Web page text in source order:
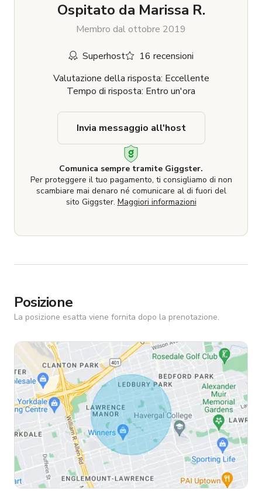
Ospitato da Marissa R.
Membro dal ottobre 2019
Superhost
16 recensioni
Valutazione della risposta: Eccellente
Tempo di risposta: Entro un'ora
Comunica sempre tramite Giggster.
Per proteggere il tuo pagamento, ti consigliamo di non
scambiare mai denaro né comunicare al di fuori del
sito Giggster. Maggiori informazioni
Invia messaggio all'host
Posizione
La posizione esatta viene fornita dopo la prenotazione.